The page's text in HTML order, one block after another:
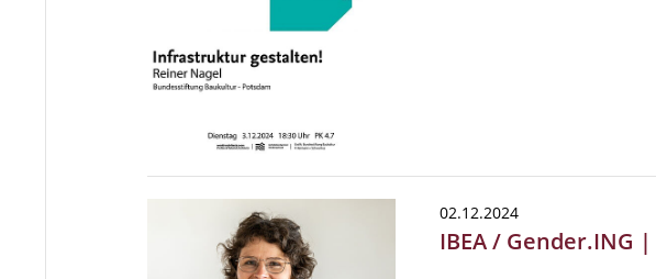
02.12.2024
IBEA / Gender.ING